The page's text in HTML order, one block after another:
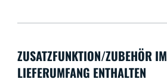
ZUSATZFUNKTION/ZUBEHÖR IM
LIEFERUMFANG ENTHALTEN